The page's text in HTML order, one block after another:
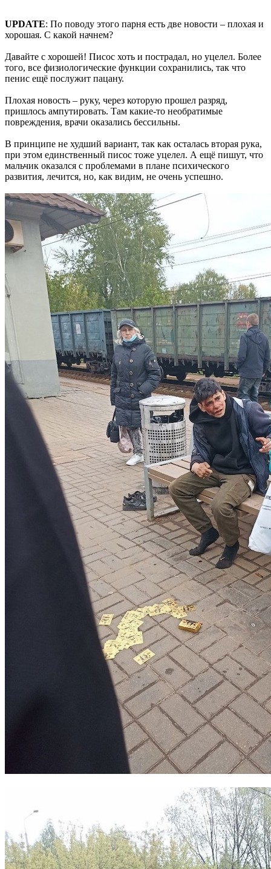
UPDATE: По поводу этого парня есть две новости – плохая и
хорошая. С какой начнем?
Давайте с хорошей! Писос хоть и пострадал, но уцелел. Более
того, все физиологические функции сохранились, так что
пенис ещё послужит пацану.
Плохая новость – руку, через которую прошел разряд,
пришлось ампутировать. Там какие-то необратимые
повреждения, врачи оказались бессильны.
В принципе не худший вариант, так как осталась вторая рука,
при этом единственный писос тоже уцелел. А ещё пишут, что
мальчик оказался с проблемами в плане психического
развития, лечится, но, как видим, не очень успешно.